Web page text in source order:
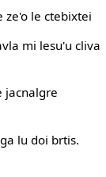
ze'o le ctebixtei
mi lesu'u cliva
jacnalgre
lu doi brtis.